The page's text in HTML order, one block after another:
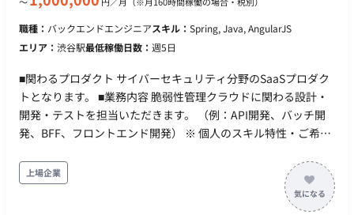
職種： バックエンドエンジニアスキル： Spring, Java, AngularJS
エリア： 渋谷駅最低稼働日数： 週5日
■関わるプロダクト サイバーセキュリティ分野のSaaSプロダク
トとなります。 ■業務内容 脆弱性管理クラウドに関わる設計・
開発・テストを担当いただきます。 （例：API開発、バッチ開
発、BFF、フロントエンド開発） ※ 個人のスキル特性・ご希望
Kotlin, Spring Boot ・フロントエンド：TypeScript, Angular,
RxJS, PrimeNG, Akita ・インフラ：AWS, Docker, MySQL,
ElasticSearch, Redis, Datadog, Kibana, Sentry ・リポジトリ管
上場企業